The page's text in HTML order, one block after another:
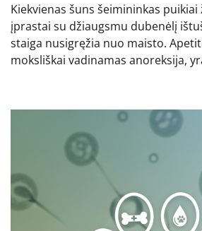
Kiekvienas šuns šeimininkas
įprastai su džiaugsmu dubenėlį
staiga nusigręžia nuo maisto.
moksliškai vadinamas anoreksija,